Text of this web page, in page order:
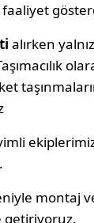
faaliyet
alırken
getiriyoruz.